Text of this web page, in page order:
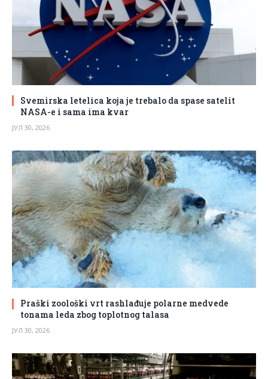
Svemirska letelica koja je trebalo da spase satelit
NASA-e i sama ima kvar
ЈУЛ 30, 2026
Praški zoološki vrt rashlađuje polarne medvede
tonama leda zbog toplotnog talasa
ЈУЛ 30, 2026